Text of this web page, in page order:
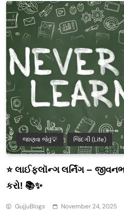
જાણવા જેવું💡 જિંદગી (Life)
⭐ લાઈફલૉન્ગ લર્નિંગ –
કરો! 📚✨
GujjuBlogs November 24, 2025